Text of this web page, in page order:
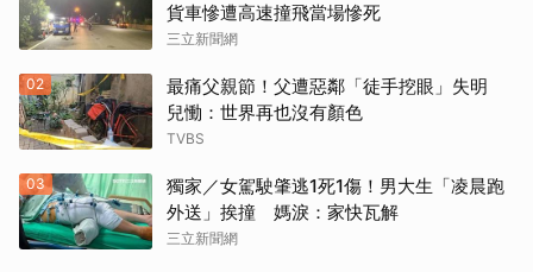
貨車慘遭高速撞飛當場慘死
三立新聞網
02
最痛父親節！父遭惡鄰「徒手挖眼」失明
兒慟：世界再也沒有顏色
TVBS
03
獨家／女駕駛肇逃1死1傷！男大生「凌晨跑
外送」挨撞 媽淚：家快瓦解
三立新聞網